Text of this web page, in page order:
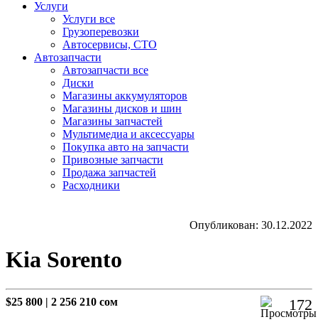
Услуги
Услуги все
Грузоперевозки
Автосервисы, СТО
Автозапчасти
Автозапчасти все
Диски
Магазины аккумуляторов
Магазины дисков и шин
Магазины запчастей
Мультимедиа и аксессуары
Покупка авто на запчасти
Привозные запчасти
Продажа запчастей
Расходники
Опубликован: 30.12.2022
Kia Sorento
$25 800 | 2 256 210 сом 172